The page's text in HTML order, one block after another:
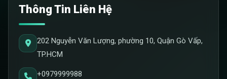
Thông Tin Liên Hệ
202 Nguyễn Văn Lượng, phường 10, Quận Gò Vấp,
TP.HCM
+0979999988